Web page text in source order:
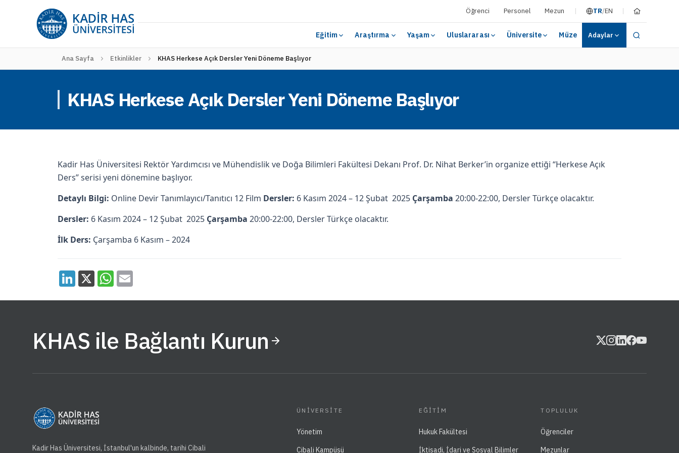
Öğrenci Personel Mezun TR/EN
Eğitim Araştırma Yaşam Uluslararası Üniversite Müze Adaylar
Ana Sayfa Etkinlikler KHAS Herkese Açık Dersler Yeni Döneme Başlıyor
KHAS Herkese Açık Dersler Yeni Döneme Başlıyor
Kadir Has Üniversitesi Rektör Yardımcısı ve Mühendislik ve Doğa Bilimleri Fakültesi Dekanı Prof. Dr. Nihat Berker’in organize ettiği “Herkese Açık
Ders” serisi yeni dönemine başlıyor.
Detaylı Bilgi: Online Devir Tanımlayıcı/Tanıtıcı 12 Film Dersler: 6 Kasım 2024 – 12 Şubat 2025 Çarşamba 20:00-22:00, Dersler Türkçe olacaktır.
Dersler: 6 Kasım 2024 – 12 Şubat 2025 Çarşamba 20:00-22:00, Dersler Türkçe olacaktır.
İlk Ders: Çarşamba 6 Kasım – 2024
KHAS ile Bağlantı Kurun
Kadir Has Üniversitesi, İstanbul'un kalbinde, tarihi Cibali
ÜNIVERSITE
Yönetim
Cibali Kampüsü
EĞITIM
Hukuk Fakültesi
İktisadi, İdari ve Sosyal Bilimler
TOPLULUK
Öğrenciler
Mezunlar